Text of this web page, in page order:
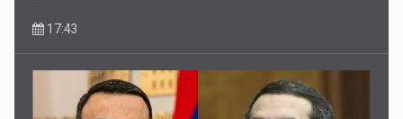
17:43